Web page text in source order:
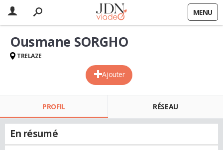
MENU
Ajouter
Ousmane SORGHO
TRELAZE
PROFIL RÉSEAU
En résumé